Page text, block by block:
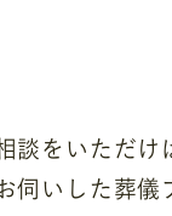
談をいただけ
伺いした葬儀